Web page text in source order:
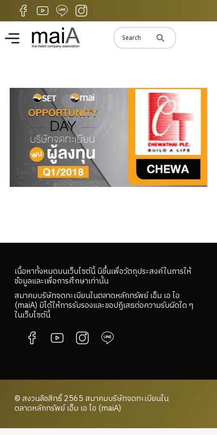
เนื้อหาทั้งหมดบนเว็บไซต์นี้ มีขึ้นเพื่อวัตถุประสงค์ในการให้
ข้อมูลและเพื่อการศึกษาเท่านั้น
สมาคมบริษัทจดทะเบียนในตลาดหลักทรัพย์ เอ็ม เอ ไอ
(maiA) มิได้ให้การรับรองและขอปฏิเสธต่อความรับผิดใด ๆ
ในเว็บไซต์นี้
© สงวนลิขสิทธิ์ 2565 สมาคมบริษัทจดทะเบียนใน
ตลาดหลักทรัพย์ เอ็ม เอ ไอ (maiA)